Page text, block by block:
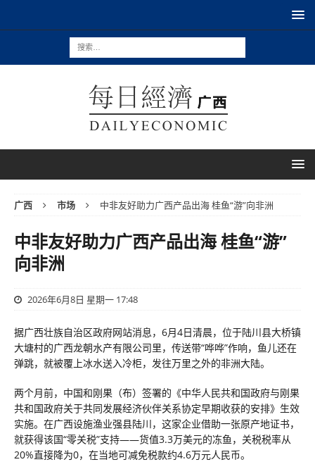
广西 市场 中非友好助力广西产品出海 桂鱼“游”向非洲
中非友好助力广西产品出海 桂鱼“游”
向非洲
2026年6月8日 星期一 17:48
据广西壮族自治区政府网站消息，6月4日清晨，位于陆川县大桥镇
大塘村的广西龙朝水产有限公司里，传送带“哗哗”作响，鱼儿还在
弹跳，就被覆上冰水送入冷柜，发往万里之外的非洲大陆。
两个月前，中国和刚果（布）签署的《中华人民共和国政府与刚果
共和国政府关于共同发展经济伙伴关系协定早期收获的安排》生效
实施。在广西设施渔业强县陆川，这家企业借助一张原产地证书，
就获得该国“零关税”支持——货值3.3万美元的冻鱼，关税税率从
20%直接降为0，在当地可减免税款约4.6万元人民币。